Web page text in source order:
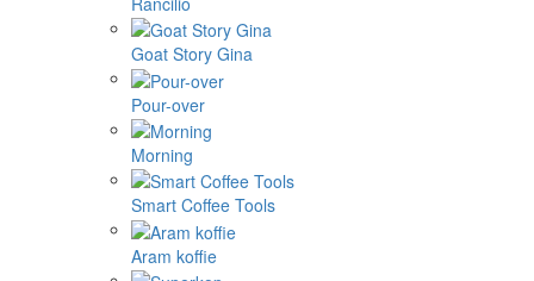
Goat Story Gina
Pour-over
Morning
Smart Coffee Tools
Aram koffie